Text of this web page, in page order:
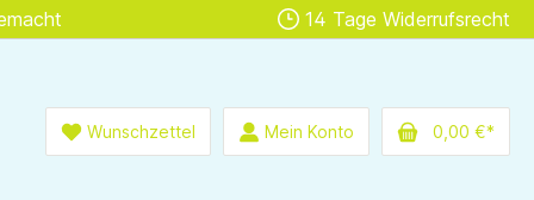
14 Tage Widerrufsrecht
Wunschzettel Mein Konto 0,00 €*